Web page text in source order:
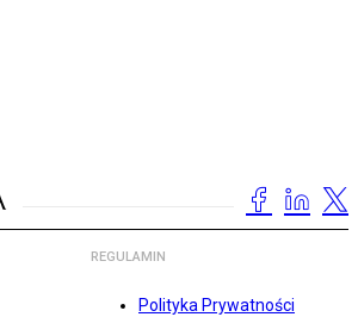
REGULAMIN
Polityka Prywatności